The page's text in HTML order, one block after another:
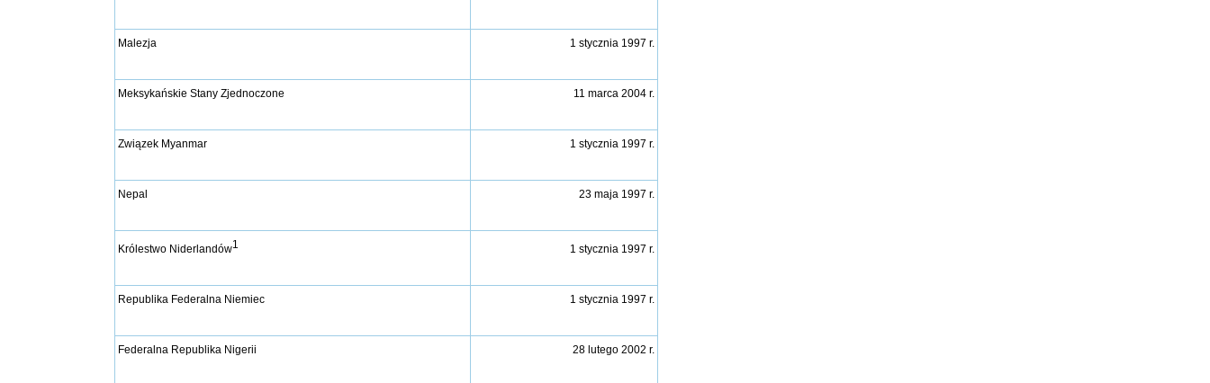
Malezja 1 stycznia 1997 r.
Meksykańskie Stany Zjednoczone 11 marca 2004 r.
Związek Myanmar 1 stycznia 1997 r.
Nepal 23 maja 1997 r.
Królestwo Niderlandów1 1 stycznia 1997 r.
Republika Federalna Niemiec 1 stycznia 1997 r.
Federalna Republika Nigerii 28 lutego 2002 r.